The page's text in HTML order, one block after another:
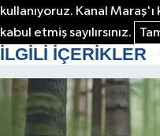
kullanıyoruz. Kanal
kabul etmiş sayılırsınız.